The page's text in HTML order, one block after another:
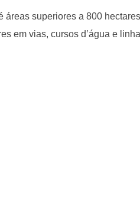
superiores a 800
em vias, cursos d’água e